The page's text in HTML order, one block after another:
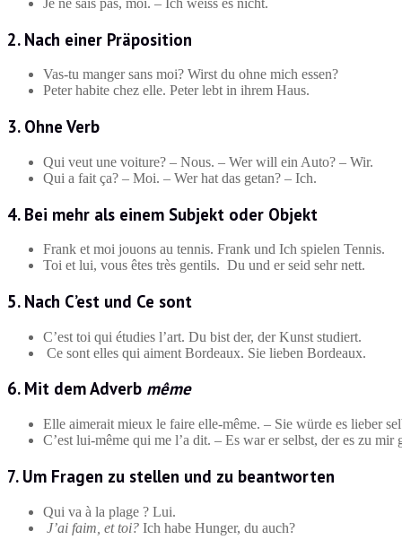
Je ne sais pas, moi. – Ich weiss es nicht.
2. Nach einer Präposition
Vas-tu manger sans moi? Wirst du ohne mich essen?
Peter habite chez elle. Peter lebt in ihrem Haus.
3. Ohne Verb
Qui veut une voiture? – Nous. – Wer will ein Auto? – Wir.
Qui a fait ça? – Moi. – Wer hat das getan? – Ich.
4. Bei mehr als einem Subjekt oder Objekt
Frank et moi jouons au tennis. Frank und Ich spielen Tennis.
Toi et lui, vous êtes très gentils. Du und er seid sehr nett.
5. Nach C’est und Ce sont
C’est toi qui étudies l’art. Du bist der, der Kunst studiert.
Ce sont elles qui aiment Bordeaux. Sie lieben Bordeaux.
6. Mit dem Adverb même
Elle aimerait mieux le faire elle-même. – Sie würde es lieber
C’est lui-même qui me l’a dit. – Es war er selbst, der es zu mir
7. Um Fragen zu stellen und zu beantworten
Qui va à la plage ? Lui.
J’ai faim, et toi? Ich habe Hunger, du auch?